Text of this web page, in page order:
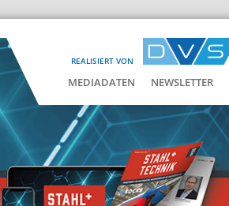
REALISIERT VON
MEDIADATEN NEWSLETTER